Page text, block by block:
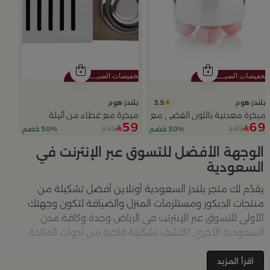
بلندز هوم 3.5
مبخرة معدنية باللون الفضي مع قواعد دائرية من ملاذ
69
139 50% خصم
بلندز هوم
مبخرة مع غطاء من أثيلة
59
119 50% خصم
الوجهة الأفضل للتسوق عبر الإنترنت في
السعودية
يقدّم لك متجر بلندز السعودية أونلاين أفضل تشكيلة من
منتجات الديكور ومستلزمات المنزل والضيافة لتكون وجهتك
الأولى للتسوق عبر الإنترنت في الرياض وجدة وكافة مدن
السعودية الأخرى. اكتشف تشكيلة فاخرة من أدوات المائدة
جمالية على كل زاوية في منزلك – كل ذلك وأكثر في مكان واحد.
اقرأ المزيد